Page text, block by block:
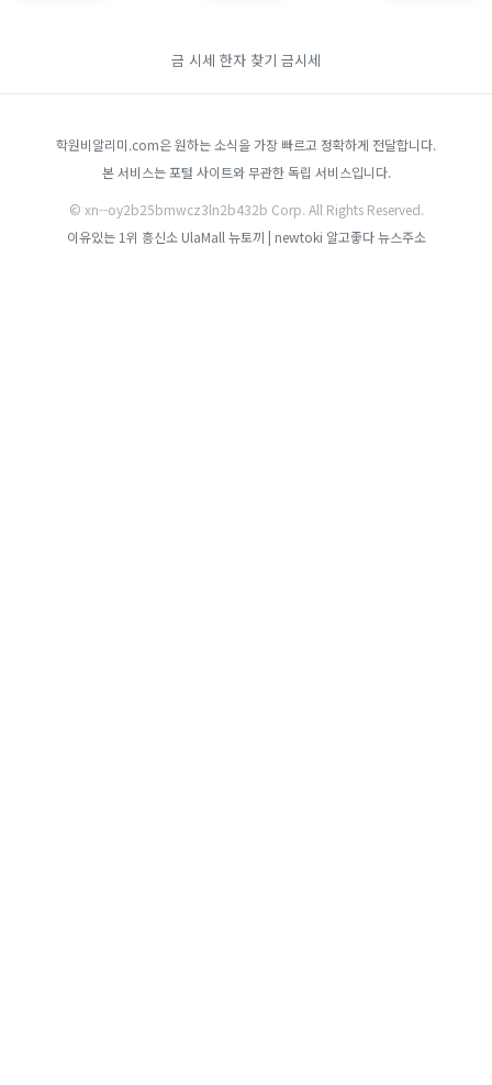
금 시세 한자 찾기 금시세
학원비알리미.com은 원하는 소식을 가장 빠르고 정확하게 전달합니다.
본 서비스는 포털 사이트와 무관한 독립 서비스입니다.
© xn--oy2b25bmwcz3ln2b432b Corp. All Rights Reserved.
이유있는 1위 흥신소 UlaMall 뉴토끼 | newtoki 알고좋다 뉴스주소